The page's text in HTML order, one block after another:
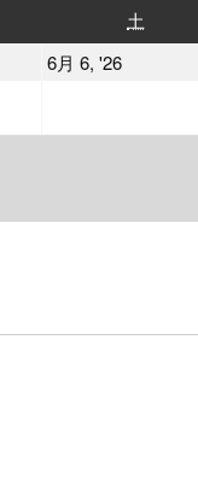
土
曜
6月 6, '262026
6
日